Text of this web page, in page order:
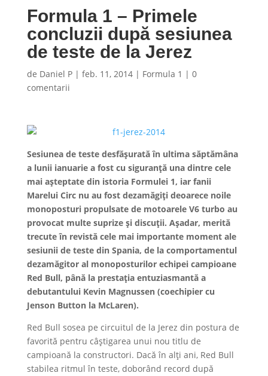
Formula 1 – Primele
concluzii după sesiunea
de teste de la Jerez
de Daniel P| feb. 11, 2014| Formula 1 | 0
comentarii
Sesiunea de teste desfășurată în ultima săptămâna
a lunii ianuarie a fost cu siguranță una dintre cele
mai așteptate din istoria Formulei 1, iar fanii
Marelui Circ nu au fost dezamăgiți deoarece noile
monoposturi propulsate de motoarele V6 turbo au
provocat multe suprize și discuții. Așadar, merită
trecute în revistă cele mai importante moment ale
sesiunii de teste din Spania, de la comportamentul
dezamăgitor al monoposturilor echipei campioane
Red Bull, până la prestația entuziasmantă a
debutantului Kevin Magnussen (coechipier cu
Jenson Button la McLaren).
Red Bull sosea pe circuitul de la Jerez din postura de
favorită pentru câștigarea unui nou titlu de
campioană la constructori. Dacă în alți ani, Red Bull
stabilea ritmul în teste, doborând record după